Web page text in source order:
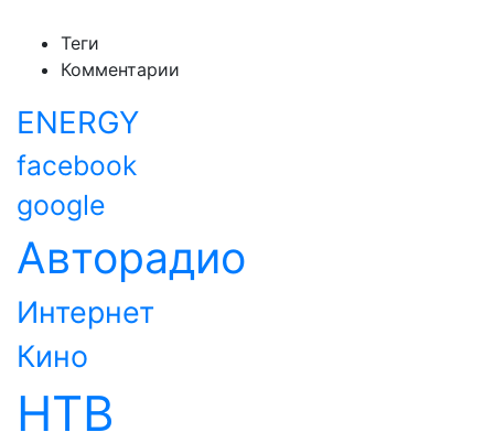
Теги
Комментарии
ENERGY
facebook
google
Авторадио
Интернет
Кино
НТВ